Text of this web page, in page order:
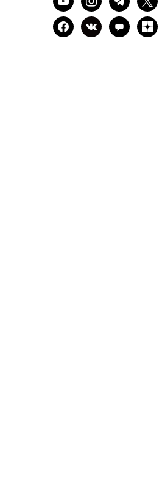
facebookvkontaktecomment
zen-
yandex